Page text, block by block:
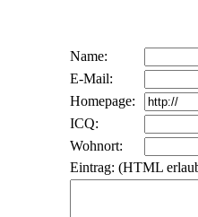
Name:
E-Mail:
Homepage:
ICQ:
Wohnort:
Eintrag: (HTML